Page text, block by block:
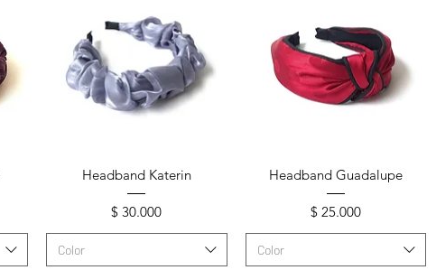
Vista rápida
Headband Katerin
Precio
$ 30.000
Color
Vista rápida
Headband Guadalupe
Precio
$ 25.000
Color